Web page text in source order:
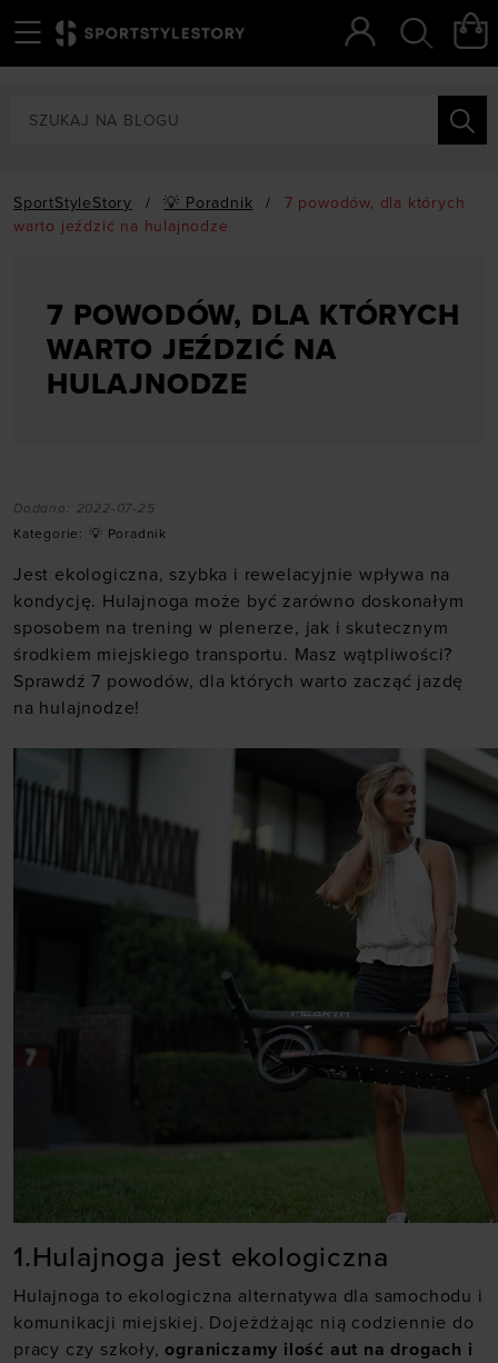
SportStyleStory / 💡 Poradnik /
7 powodów, dla których
warto jeździć na hulajnodze
7 POWODÓW, DLA KTÓRYCH
WARTO JEŹDZIĆ NA
HULAJNODZE
Dodano: 2022-07-25
Kategorie: 💡 Poradnik
Jest ekologiczna, szybka i rewelacyjnie wpływa na
kondycję. Hulajnoga może być zarówno doskonałym
sposobem na trening w plenerze, jak i skutecznym
środkiem miejskiego transportu. Masz wątpliwości?
Sprawdź 7 powodów, dla których warto zacząć jazdę
na hulajnodze!
1.Hulajnoga jest ekologiczna
Hulajnoga to ekologiczna alternatywa dla samochodu i
komunikacji miejskiej. Dojeżdżając nią codziennie do
pracy czy szkoły,ograniczamy ilość aut na drogach i